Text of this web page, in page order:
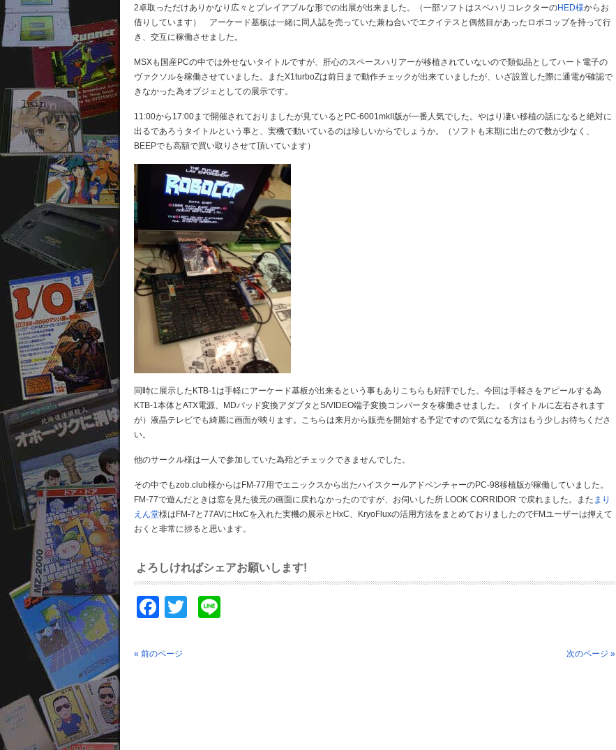
2卓取っただけありかなり広々とプレイアブルな形での出展が出来ました。（一部ソフトはスペハリコレクターのHED様からお
借りしています） アーケード基板は一緒に同人誌を売っていた兼ね合いでエクイテスと偶然目があったロボコップを持って行
き、交互に稼働させました。
MSXも国産PCの中では外せないタイトルですが、肝心のスペースハリアーが移植されていないので類似品としてハート電子の
ヴァクソルを稼働させていました。またX1turboZは前日まで動作チェックが出来ていましたが、いざ設置した際に通電が確認で
きなかった為オブジェとしての展示です。
11:00から17:00まで開催されておりましたが見ているとPC-6001mkII版が一番人気でした。やはり凄い移植の話になると絶対に
出るであろうタイトルという事と、実機で動いているのは珍しいからでしょうか。（ソフトも末期に出たので数が少なく、
BEEPでも高額で買い取りさせて頂いています）
同時に展示したKTB-1は手軽にアーケード基板が出来るという事もありこちらも好評でした。今回は手軽さをアピールする為
KTB-1本体とATX電源、MDパッド変換アダプタとS/VIDEO端子変換コンバータを稼働させました。（タイトルに左右されます
が）液晶テレビでも綺麗に画面が映ります。こちらは来月から販売を開始する予定ですので気になる方はもう少しお待ちくださ
い。
他のサークル様は一人で参加していた為殆どチェックできませんでした。
その中でもzob.club様からはFM-77用でエニックスから出たハイスクールアドベンチャーのPC-98移植版が稼働していました。
FM-77で遊んだときは窓を見た後元の画面に戻れなかったのですが、お伺いした所 LOOK CORRIDOR で戻れました。また まり
えん堂様はFM-7と77AVにHxCを入れた実機の展示とHxC、KryoFluxの活用方法をまとめておりましたのでFMユーザーは押えて
おくと非常に捗ると思います。
よろしければシェアお願いします!
Facebook
Twitter
« 前のページ 次のページ »